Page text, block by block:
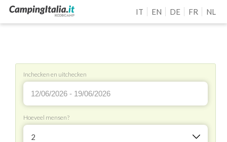
IT EN DE FR NL
Inchecken en uitchecken
Hoeveel mensen?
2